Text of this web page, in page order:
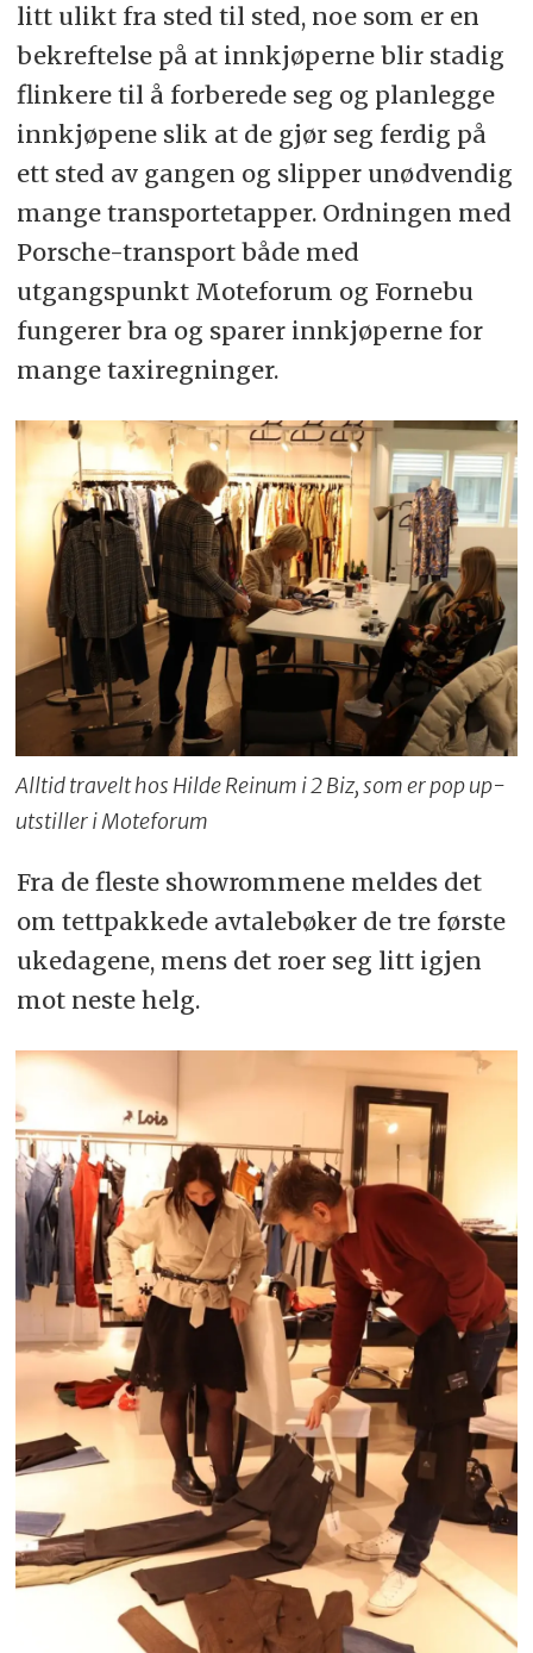
litt ulikt fra sted til sted, noe som er en
bekreftelse på at innkjøperne blir stadig
flinkere til å forberede seg og planlegge
innkjøpene slik at de gjør seg ferdig på
ett sted av gangen og slipper unødvendig
mange transportetapper. Ordningen med
Porsche-transport både med
utgangspunkt Moteforum og Fornebu
fungerer bra og sparer innkjøperne for
mange taxiregninger.
Alltid travelt hos Hilde Reinum i 2 Biz, som er pop up-
utstiller i Moteforum
Fra de fleste showrommene meldes det
om tettpakkede avtalebøker de tre første
ukedagene, mens det roer seg litt igjen
mot neste helg.